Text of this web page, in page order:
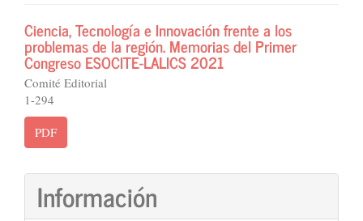
Ciencia, Tecnología e Innovación frente a los
problemas de la región. Memorias del Primer
Congreso ESOCITE-LALICS 2021
Comité Editorial
1-294
PDF
Información